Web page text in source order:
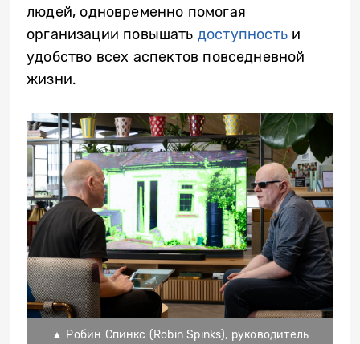
людей, одновременно помогая
организации повышать доступность и
удобство всех аспектов повседневной
жизни.
▲ Робин Спинкс (Robin Spinks), руководитель